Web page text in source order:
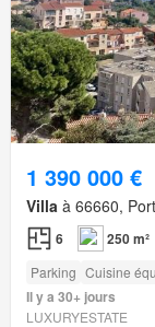
1 390 000 €
Villa à 66660,
6 250 m²
Parking Cuisine
Il y a 30+ jours
LUXURYESTATE